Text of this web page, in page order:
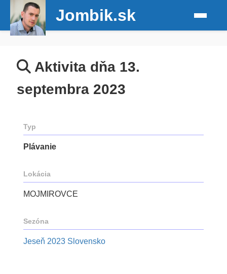
Jombik.sk
Aktivita dňa 13.
septembra 2023
Typ
Plávanie
Lokácia
MOJMIROVCE
Sezóna
Jeseň 2023 Slovensko